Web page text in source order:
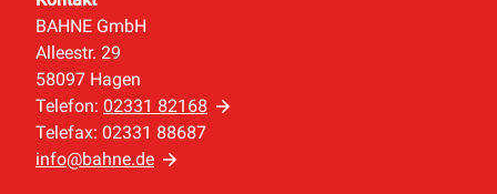
BAHNE GmbH
Alleestr. 29
58097 Hagen
Telefon: 02331 82168
Telefax: 02331 88687
info@bahne.de